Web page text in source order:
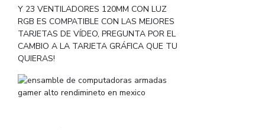
Y 23 VENTILADORES 120MM CON LUZ
RGB ES COMPATIBLE CON LAS MEJORES
TARJETAS DE VÍDEO, PREGUNTA POR EL
CAMBIO A LA TARJETA GRÁFICA QUE TU
QUIERAS!